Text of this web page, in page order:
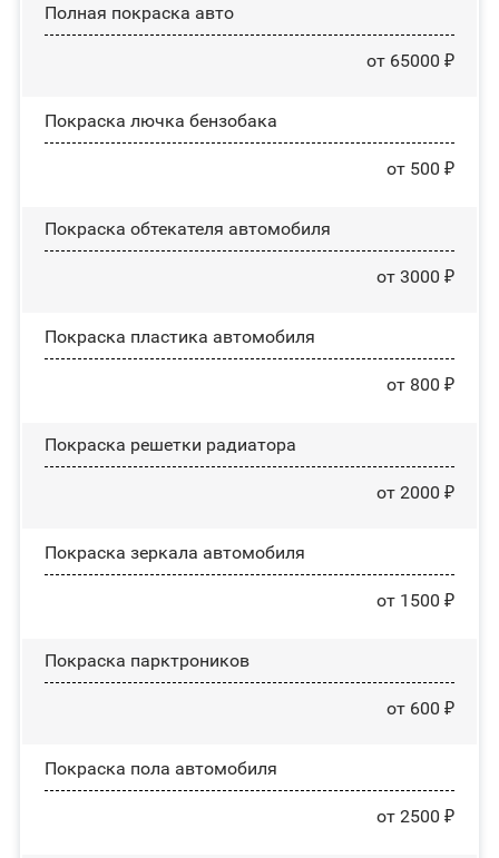
Полная покраска авто
от 65000 ₽
Покраска лючка бензобака
от 500 ₽
Покраска обтекателя автомобиля
от 3000 ₽
Покраска пластика автомобиля
от 800 ₽
Покраска решетки радиатора
от 2000 ₽
Покраска зеркала автомобиля
от 1500 ₽
Покраска парктроников
от 600 ₽
Покраска пола автомобиля
от 2500 ₽